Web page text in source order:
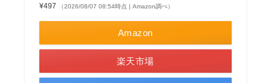
¥497 （2026/08/07 08:54時点 | Amazon調べ）
Amazon
楽天市場